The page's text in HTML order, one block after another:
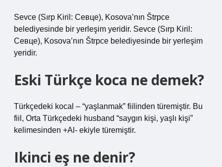
Sevce (Sırp Kiril: Севце), Kosova’nın Štrpce
belediyesinde bir yerleşim yeridir. Sevce (Sırp Kiril:
Севце), Kosova’nın Štrpce belediyesinde bir yerleşim
yeridir.
Eski Türkçe koca ne demek?
Türkçedeki kocal – “yaşlanmak” fiilinden türemiştir. Bu
fiil, Orta Türkçedeki husband “saygın kişi, yaşlı kişi”
kelimesinden +Al- ekiyle türemiştir.
Ikinci eş ne denir?